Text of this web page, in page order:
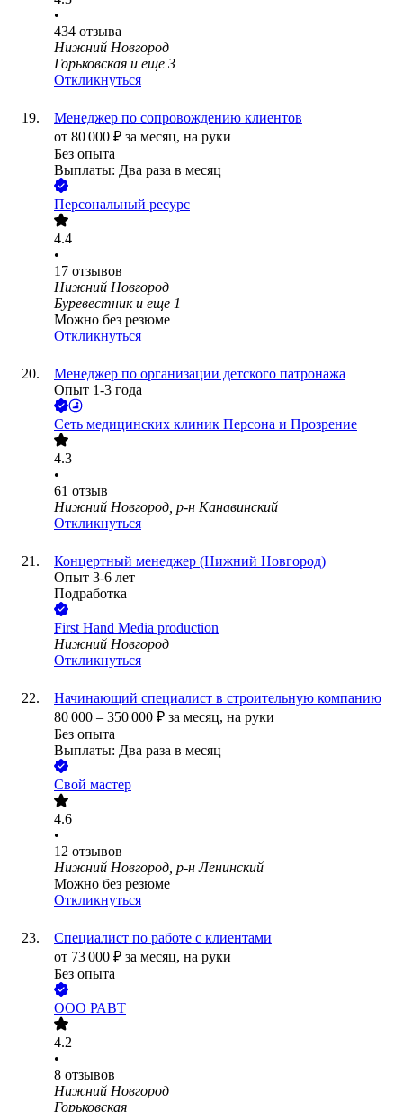
•
434 отзыва
Нижний Новгород
Горьковская и еще 3
Откликнуться
Менеджер по сопровождению клиентов
от 80 000 ₽ за месяц, на руки
Без опыта
Выплаты: Два раза в месяц
Персональный ресурс
4.4
•
17 отзывов
Нижний Новгород
Буревестник и еще 1
Можно без резюме
Откликнуться
Менеджер по организации детского патронажа
Опыт 1-3 года
Сеть медицинских клиник Персона и Прозрение
4.3
•
61 отзыв
Нижний Новгород, р-н Канавинский
Откликнуться
Концертный менеджер (Нижний Новгород)
Опыт 3-6 лет
Подработка
First Hand Media production
Нижний Новгород
Откликнуться
Начинающий специалист в строительную компанию
80 000 – 350 000 ₽ за месяц, на руки
Без опыта
Выплаты: Два раза в месяц
Свой мастер
4.6
•
12 отзывов
Нижний Новгород, р-н Ленинский
Можно без резюме
Откликнуться
Специалист по работе с клиентами
от 73 000 ₽ за месяц, на руки
Без опыта
ООО РАВТ
4.2
•
8 отзывов
Нижний Новгород
Горьковская